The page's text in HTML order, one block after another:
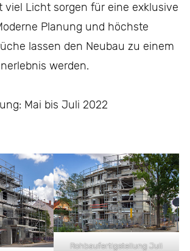
viel Licht sorgen für eine exklusive
Planung und höchste
lassen den Neubau zu einem
werden.
Mai bis Juli 2022
Rohbaufertigstellung Juli